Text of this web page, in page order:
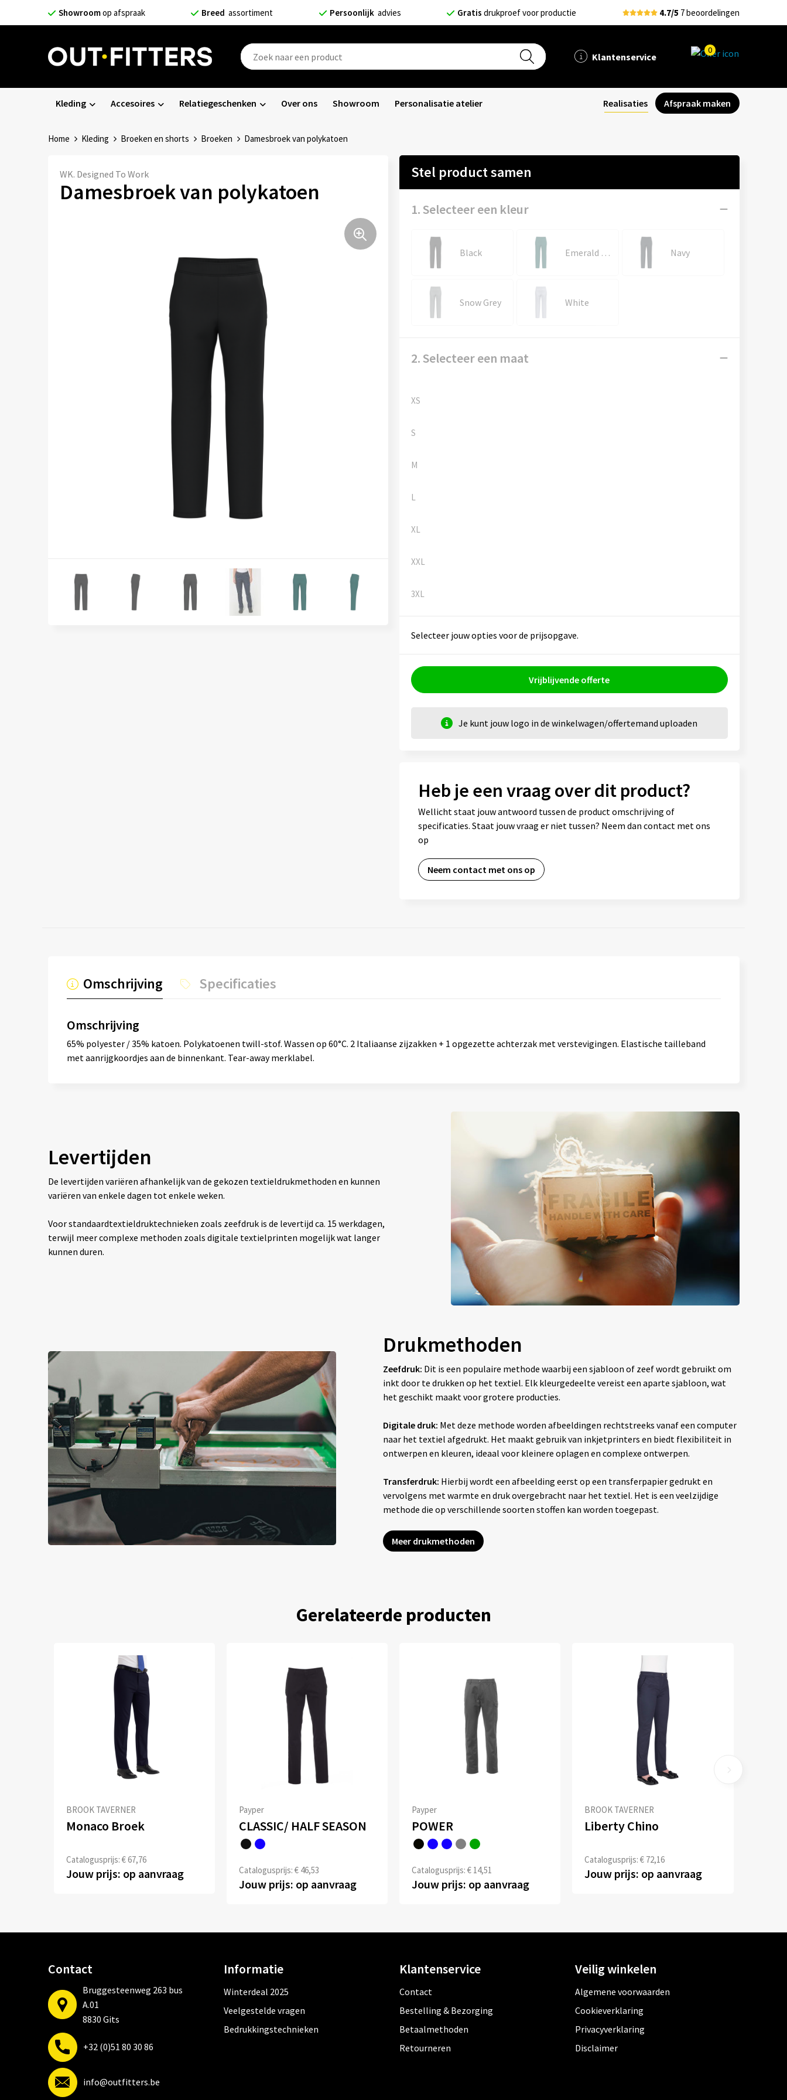
Showroomop afspraak Breed assortiment Persoonlijk advies Gratis drukproef voor productie 4.7/5 7 beoordelingen
Klantenservice
0
Kleding Accesoires Relatiegeschenken Over ons Showroom Personalisatie atelier Realisaties Afspraak maken
Home Kleding Broeken en shorts Broeken Damesbroek van polykatoen
WK. Designed To Work
Damesbroek van polykatoen
Stel product samen
1. Selecteer een kleur
Black Emerald Green Navy
Snow Grey White
2. Selecteer een maat
XS
S
M
L
XL
XXL
3XL
Selecteer jouw opties voor de prijsopgave.
Vrijblijvende offerte
Je kunt jouw logo in de winkelwagen/offertemand uploaden
Heb je een vraag over dit product?
Wellicht staat jouw antwoord tussen de product omschrijving of
specificaties. Staat jouw vraag er niet tussen? Neem dan contact met ons
op
Neem contact met ons op
Omschrijving Specificaties
Omschrijving
65% polyester / 35% katoen. Polykatoenen twill-stof. Wassen op 60°C. 2 Italiaanse zijzakken + 1 opgezette achterzak met verstevigingen. Elastische tailleband
met aanrijgkoordjes aan de binnenkant. Tear-away merklabel.
Levertijden
De levertijden variëren afhankelijk van de gekozen textieldrukmethoden en kunnen
variëren van enkele dagen tot enkele weken.
Voor standaardtextieldruktechnieken zoals zeefdruk is de levertijd ca. 15 werkdagen,
terwijl meer complexe methoden zoals digitale textielprinten mogelijk wat langer
kunnen duren.
Drukmethoden
Zeefdruk: Dit is een populaire methode waarbij een sjabloon of zeef wordt gebruikt om
inkt door te drukken op het textiel. Elk kleurgedeelte vereist een aparte sjabloon, wat
het geschikt maakt voor grotere producties.
Digitale druk: Met deze methode worden afbeeldingen rechtstreeks vanaf een computer
naar het textiel afgedrukt. Het maakt gebruik van inkjetprinters en biedt flexibiliteit in
ontwerpen en kleuren, ideaal voor kleinere oplagen en complexe ontwerpen.
Transferdruk: Hierbij wordt een afbeelding eerst op een transferpapier gedrukt en
vervolgens met warmte en druk overgebracht naar het textiel. Het is een veelzijdige
methode die op verschillende soorten stoffen kan worden toegepast.
Meer drukmethoden
Gerelateerde producten
BROOK TAVERNER
Monaco Broek
Catalogusprijs: € 67,76
Jouw prijs: op aanvraag
Payper
CLASSIC/ HALF SEASON
Catalogusprijs: € 46,53
Jouw prijs: op aanvraag
Payper
POWER
Catalogusprijs: € 14,51
Jouw prijs: op aanvraag
BROOK TAVERNER
Liberty Chino
Catalogusprijs: € 72,16
Jouw prijs: op aanvraag
Contact
Bruggesteenweg 263 bus
A.01
8830 Gits
+32 (0)51 80 30 86
info@outfitters.be
Informatie
Winterdeal 2025
Veelgestelde vragen
Bedrukkingstechnieken
Klantenservice
Contact
Bestelling & Bezorging
Betaalmethoden
Retourneren
Veilig winkelen
Algemene voorwaarden
Cookieverklaring
Privacyverklaring
Disclaimer